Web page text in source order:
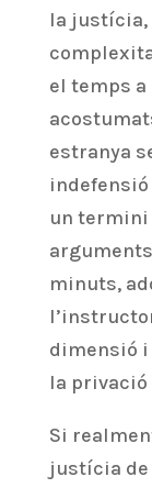
la justícia,
el temps a
estranya
un termini
minuts,
dimensió i
la
Si
justícia de